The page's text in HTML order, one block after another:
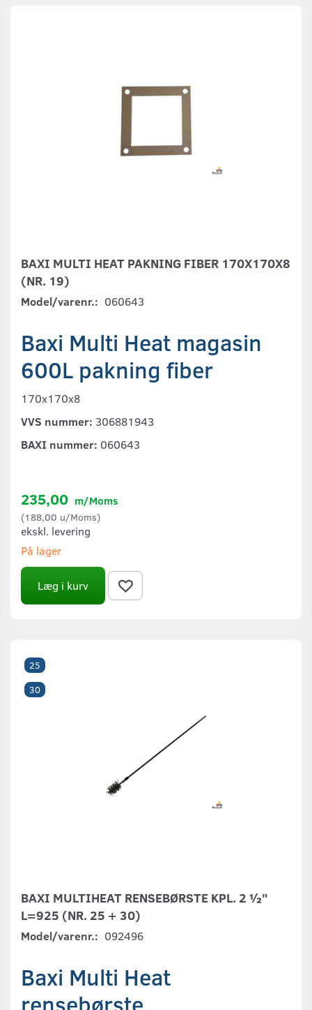
BAXI MULTI HEAT PAKNING FIBER 170X170X8
(NR. 19)
Model/varenr.: 060643
Baxi Multi Heat magasin
600L pakning fiber
170x170x8
VVS nummer: 306881943
BAXI nummer: 060643
235,00 m/Moms
(188,00 u/Moms)
ekskl. levering
På lager
Læg i kurv
25
30
BAXI MULTIHEAT RENSEBØRSTE KPL. 2 ½"
L=925 (NR. 25 + 30)
Model/varenr.: 092496
Baxi Multi Heat